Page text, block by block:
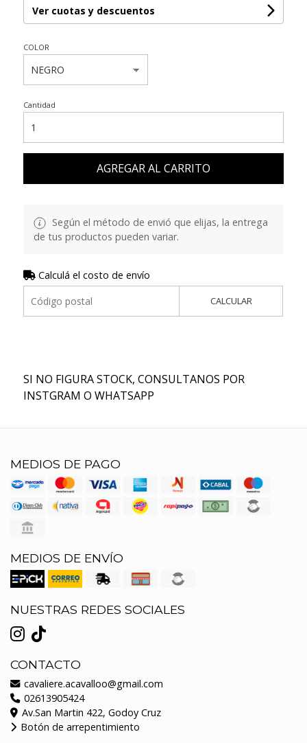
Ver cuotas y descuentos
COLOR
Cantidad
AGREGAR AL CARRITO
Según el método de envió que elijas, la entrega
de tus productos pueden variar.
Calculá el costo de envío
CALCULAR
SI NO FIGURA STOCK, CONSULTANOS POR
INSTGRAM O WHATSAPP
MEDIOS DE PAGO
MEDIOS DE ENVÍO
NUESTRAS REDES SOCIALES
CONTACTO
cavaliere.acavalloo@gmail.com
02613905424
Av.San Martin 422, Godoy Cruz
Botón de arrepentimiento